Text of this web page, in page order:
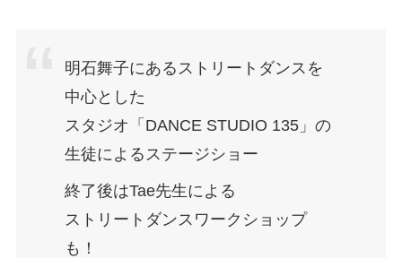
明石舞子にあるストリートダンスを
中心とした
スタジオ「DANCE STUDIO 135」の
生徒によるステージショー
終了後はTae先生による
ストリートダンスワークショップ
も！